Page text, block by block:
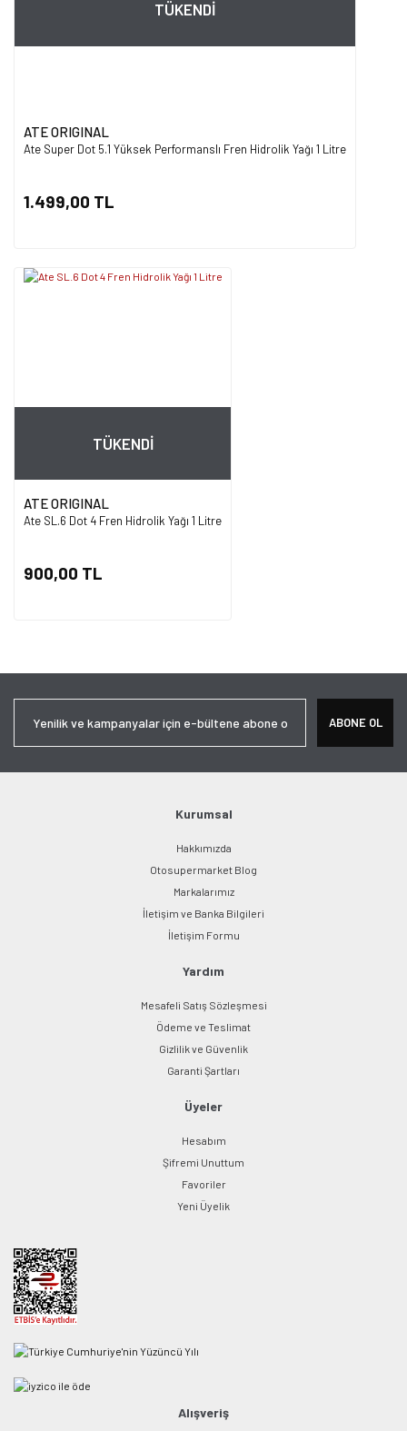
TÜKENDİ
ATE ORIGINAL
Ate Super Dot 5.1 Yüksek Performanslı Fren Hidrolik Yağı 1 Litre
1.499,00 TL
TÜKENDİ
ATE ORIGINAL
Ate SL.6 Dot 4 Fren Hidrolik Yağı 1 Litre
900,00 TL
ABONE OL
Kurumsal
Hakkımızda
Otosupermarket Blog
Markalarımız
İletişim ve Banka Bilgileri
İletişim Formu
Yardım
Mesafeli Satış Sözleşmesi
Ödeme ve Teslimat
Gizlilik ve Güvenlik
Garanti Şartları
Üyeler
Hesabım
Şifremi Unuttum
Favoriler
Yeni Üyelik
Alışveriş